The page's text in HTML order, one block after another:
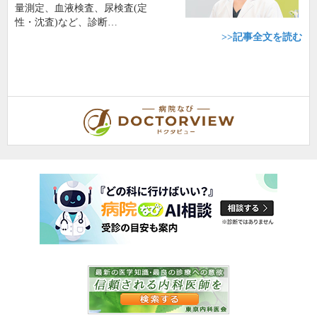
量測定、血液検査、尿検査(定
性・沈査)など、診断…
>>記事全文を読む